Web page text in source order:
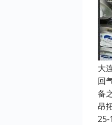
大
回
备
昂
25-